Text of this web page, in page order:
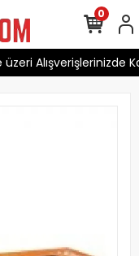
Alışverişlerinizde
0